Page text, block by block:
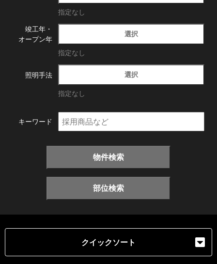
指定なし
竣工年・
オープン年
選択
指定なし
照明手法 選択
指定なし
キーワード
物件検索
部位検索
クイックソート